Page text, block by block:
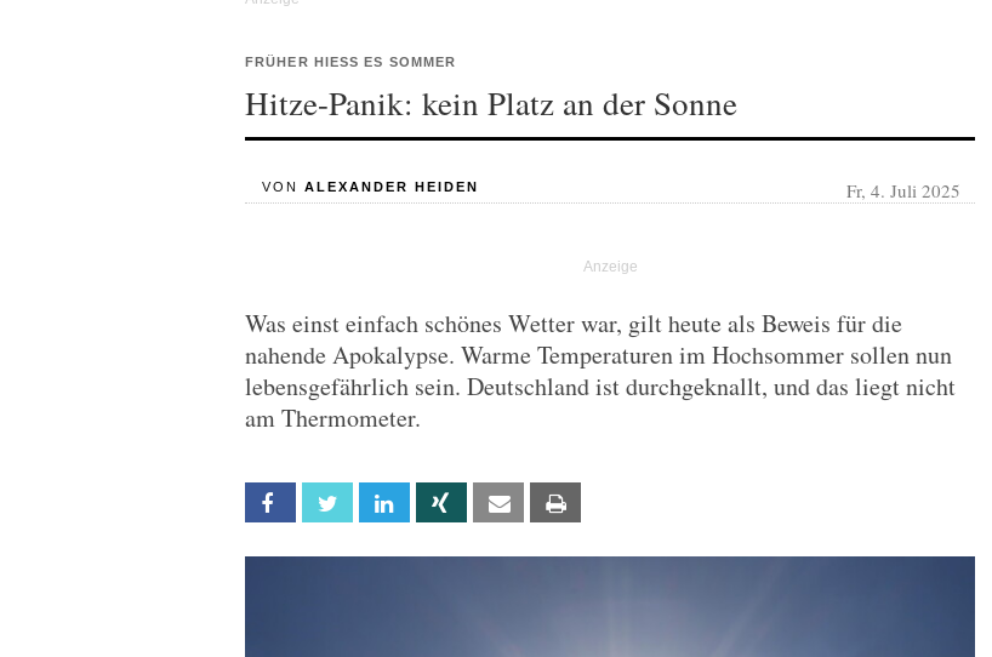
FRÜHER HIESS ES SOMMER
Hitze-Panik: kein Platz an der Sonne
VON ALEXANDER HEIDEN Fr, 4. Juli 2025
Was einst einfach schönes Wetter war, gilt heute als Beweis für die
nahende Apokalypse. Warme Temperaturen im Hochsommer sollen nun
lebensgefährlich sein. Deutschland ist durchgeknallt, und das liegt nicht
am Thermometer.
Facebook Twitter Linkedin Xing Email